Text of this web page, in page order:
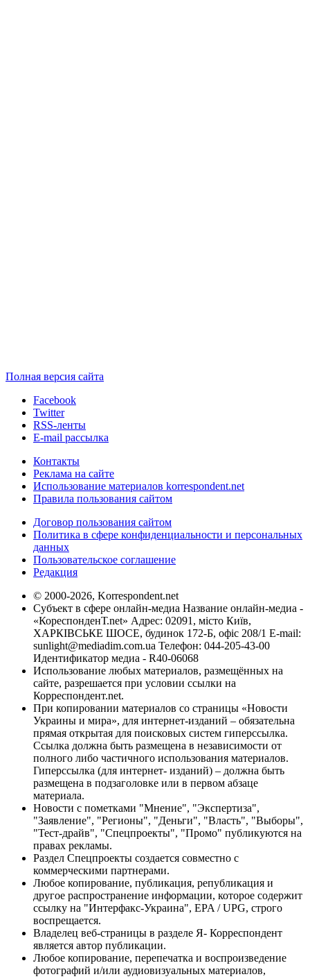
Полная версия сайта
Facebook
Twitter
RSS-ленты
E-mail рассылка
Контакты
Реклама на сайте
Использование материалов korrespondent.net
Правила пользования сайтом
Договор пользования сайтом
Политика в сфере конфиденциальности и персональных
данных
Пользовательское соглашение
Редакция
© 2000-2026, Korrespondent.net
Субъект в сфере онлайн-медиа Название онлайн-медиа -
«КореспонденТ.net» Адрес: 02091, місто Київ,
ХАРКІВСЬКЕ ШОСЕ, будинок 172-Б, офіс 208/1 E-mail:
sunlight@mediadim.com.ua Телефон: 044-205-43-00
Идентификатор медиа - R40-06068
Использование любых материалов, размещённых на
сайте, разрешается при условии ссылки на
Корреспондент.net.
При копировании материалов со страницы «Новости
Украины и мира», для интернет-изданий – обязательна
прямая открытая для поисковых систем гиперссылка.
Ссылка должна быть размещена в независимости от
полного либо частичного использования материалов.
Гиперссылка (для интернет- изданий) – должна быть
размещена в подзаголовке или в первом абзаце
материала.
Новости с пометками "Мнение", "Экспертиза",
"Заявление", "Регионы", "Деньги", "Власть", "Выборы",
"Тест-драйв", "Спецпроекты", "Промо" публикуются на
правах рекламы.
Раздел Спецпроекты создается совместно с
коммерческими партнерами.
Любое копирование, публикация, републикация и
другое распространение информации, которое содержит
ссылку на "Интерфакс-Украина", EPA / UPG, строго
воспрещается.
Владелец веб-страницы в разделе Я- Корреспондент
является автор публикации.
Любое копирование, перепечатка и воспроизведение
фотографий и/или аудиовизуальных материалов,